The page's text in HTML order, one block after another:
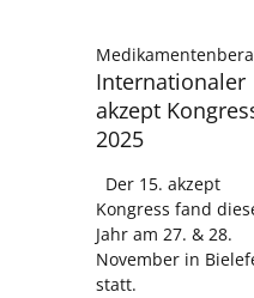
Internationaler
akzept
2025
Der 15. akzept
Kongress fand
Jahr am 27. & 28.
November in
statt.